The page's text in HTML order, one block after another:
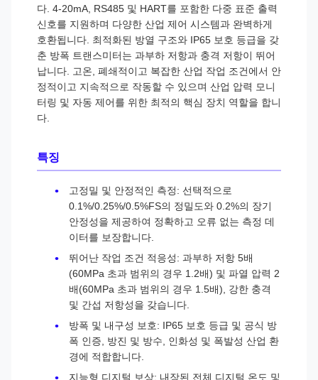
다. 4-20mA, RS485 및 HART를 포함한 다중 표준 출력
신호를 지원하며 다양한 산업 제어 시스템과 완벽하게
호환됩니다. 최적화된 방열 구조와 IP65 보호 등급을 갖
춘 방폭 트랜스미터는 과부하 저항과 충격 저항이 뛰어
납니다. 고온, 폐쇄적이고 복잡한 산업 작업 조건에서 안
정적이고 지속적으로 작동할 수 있으며 산업 압력 모니
터링 및 자동 제어를 위한 최적의 핵심 장치 역할을 합니
다.
특징
고정밀 및 안정적인 측정: 선택적으로
0.1%/0.25%/0.5%FS의 정밀도와 0.2%의 장기
안정성을 제공하여 정확하고 오류 없는 측정 데
이터를 보장합니다.
뛰어난 작업 조건 적응성: 과부하 저항 5배
(60MPa 초과 범위의 경우 1.2배) 및 파열 압력 2
배(60MPa 초과 범위의 경우 1.5배), 강한 충격
및 간섭 저항성을 갖습니다.
방폭 및 내구성 보호: IP65 보호 등급 및 공식 방
폭 인증, 방진 및 방수, 인화성 및 폭발성 산업 환
경에 적합합니다.
지능형 디지털 보상: 내장된 전체 디지털 온도 및